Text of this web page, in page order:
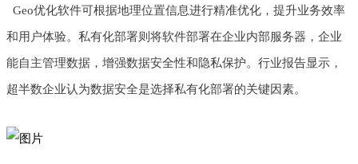
Geo优化软件可根据地理位置信息进行精准优化，提升业务效率
和用户体验。私有化部署则将软件部署在企业内部服务器，企业
能自主管理数据，增强数据安全性和隐私保护。行业报告显示，
超半数企业认为数据安全是选择私有化部署的关键因素。